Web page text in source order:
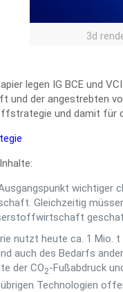
3d
legen IG BCE und
der angestrebten
und damit für
wichtiger
Gleichzeitig
nutzt heute ca. 1 Mio.
auch des Bedarfs
der CO2-Fußabdruck
Technologien